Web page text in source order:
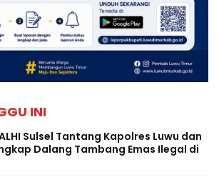
INI
Sulsel Tantang Kapolres Luwu dan
Dalang Tambang Emas Ilegal di